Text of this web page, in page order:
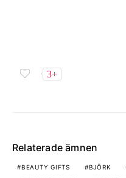
3+
Relaterade ämnen
BEAUTY GIFTS BJÖRK